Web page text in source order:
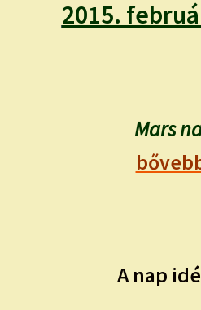
ISMERJ MEG!
TAROT ELEMZÉS
2015.
Mars
A nap